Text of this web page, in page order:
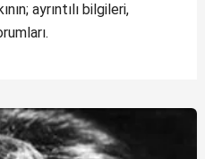
ayrıntılı bilgileri,